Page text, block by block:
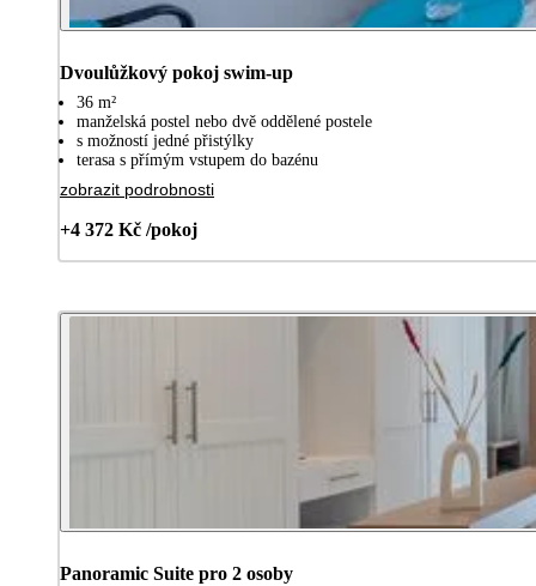
Dvoulůžkový pokoj swim-up
36 m²
manželská postel nebo dvě oddělené postele
s možností jedné přistýlky
terasa s přímým vstupem do bazénu
zobrazit podrobnosti
+4 372 Kč /pokoj
Panoramic Suite pro 2 osoby